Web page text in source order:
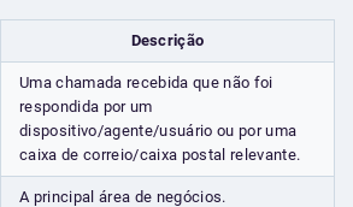
Descrição
Uma chamada recebida que não foi
respondida por um
dispositivo/agente/usuário ou por uma
caixa de correio/caixa postal relevante.
A principal área de negócios.